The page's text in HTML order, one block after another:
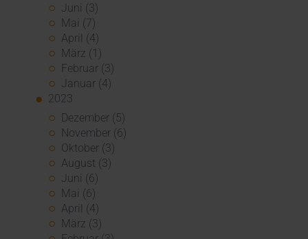
Juni (3)
Mai (7)
April (4)
März (1)
Februar (3)
Januar (4)
2023
Dezember (5)
November (6)
Oktober (3)
August (3)
Juni (6)
Mai (6)
April (4)
März (3)